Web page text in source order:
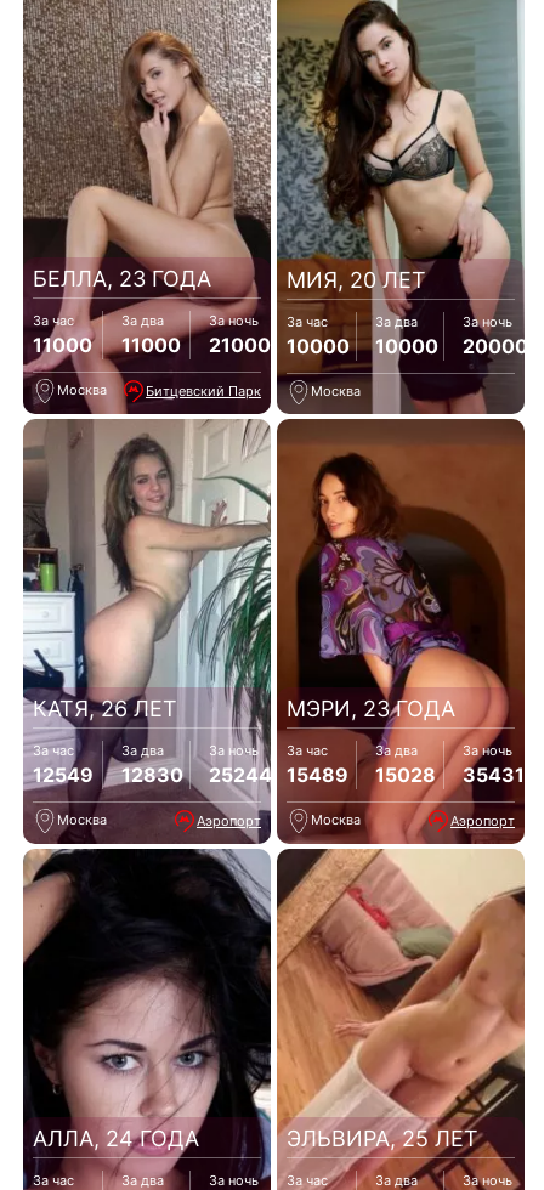
БЕЛЛА, 23 ГОДА
За час
11000
За два
11000
За ночь
21000
Москва Битцевский Парк
МИЯ, 20 ЛЕТ
За час
10000
За два
10000
За ночь
20000
Москва
КАТЯ, 26 ЛЕТ
За час
12549
За два
12830
За ночь
25244
Москва Аэропорт
МЭРИ, 23 ГОДА
За час
15489
За два
15028
За ночь
35431
Москва Аэропорт
АЛЛА, 24 ГОДА
За час За два За ночь
ЭЛЬВИРА, 25 ЛЕТ
За час За два За ночь